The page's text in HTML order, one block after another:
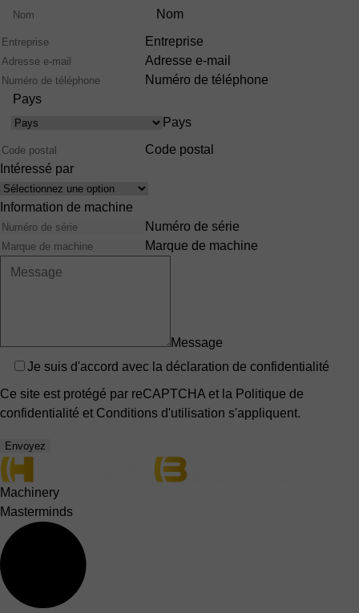
range
Nom
Entreprise
Adresse e-mail
Numéro de téléphone
Pays
Pays
Code postal
Intéressé par
Interêts
Information de machine
Numéro de série
Marque de machine
Message
Privacy
Je suis d'accord avec la déclaration de confidentialité
Ce site est protégé par reCAPTCHA et la Politique de
confidentialité et Conditions d'utilisation s'appliquent.
Envoyez
Machinery
Masterminds